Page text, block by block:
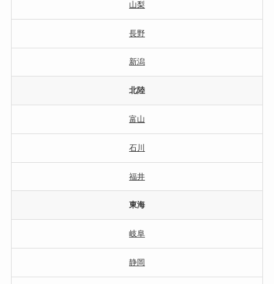
山梨
長野
新潟
北陸
富山
石川
福井
東海
岐阜
静岡